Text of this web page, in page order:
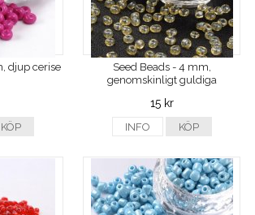
djup cerise
KÖP
Seed Beads - 4 mm,
genomskinligt guldiga
15 kr
INFO KÖP